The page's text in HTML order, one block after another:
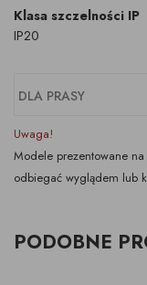
Klasa szczelności IP
IP20
DLA PRASY
Uwaga!
Modele prezentowane
odbiegać wyglądem lub
PODOBNE